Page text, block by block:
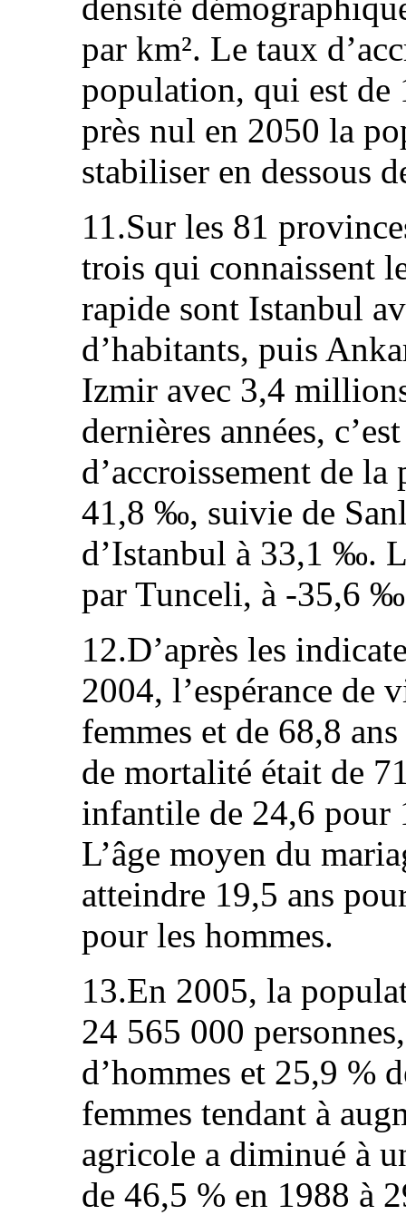
par km². Le taux
population, qui est de
près nul en 2050 la
stabiliser en dessous
11.Sur les 81
trois qui connaissent
rapide sont Istanbul
d’habitants, puis
Izmir avec 3,4
dernières années,
d’accroissement de
41,8 ‰, suivie de
d’Istanbul à 33,1 ‰.
par Tunceli, à ‑35,6
12.D’après les
2004, l’espérance de
femmes et de 68,8
de mortalité était de
infantile de 24,6 pour
L’âge moyen du
atteindre 19,5 ans
pour les hommes.
13.En 2005, la
24 565 000
d’hommes et 25,9 %
femmes tendant à
agricole a diminué à
de 46,5 % en 1988 à